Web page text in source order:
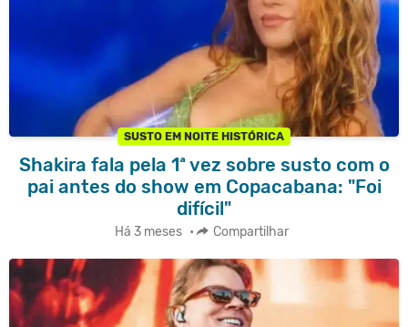
SUSTO EM NOITE HISTÓRICA
Shakira fala pela 1ª vez sobre susto com o
pai antes do show em Copacabana: "Foi
difícil"
Há 3 meses • Compartilhar